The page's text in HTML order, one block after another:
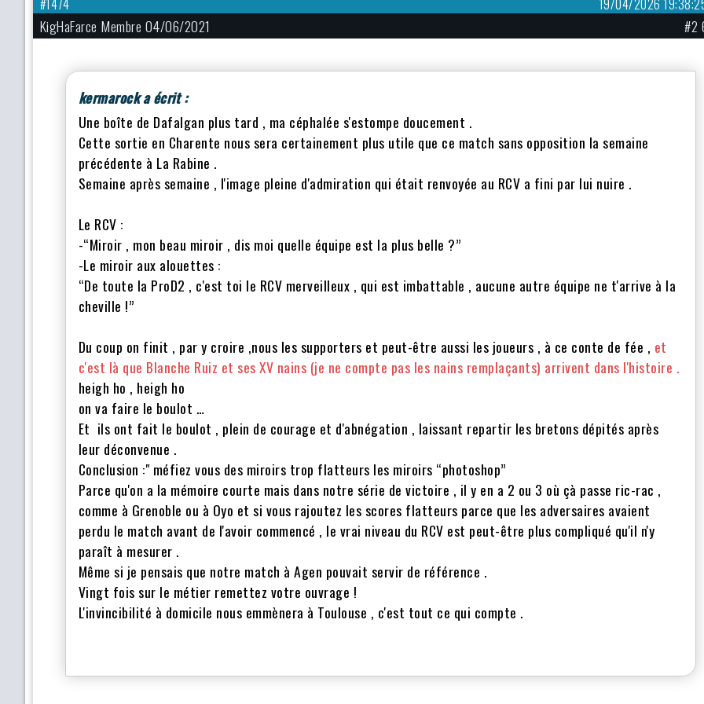
19/04/2026
#1474
KigHaFarce Membre 04/06/2021 #2
kermarock a écrit :
Une boîte de Dafalgan plus tard , ma céphalée s'estompe doucement .
Cette sortie en Charente nous sera certainement plus utile que ce match sans opposition la semaine
précédente à La Rabine .
Semaine après semaine , l'image pleine d'admiration qui était renvoyée au RCV a fini par lui nuire .
Le RCV :
-“Miroir , mon beau miroir , dis moi quelle équipe est la plus belle ?”
-Le miroir aux alouettes :
“De toute la ProD2 , c'est toi le RCV merveilleux , qui est imbattable , aucune autre équipe ne t'arrive à la
cheville !”
Du coup on finit , par y croire ,nous les supporters et peut-être aussi les joueurs , à ce conte de fée , et
c'est là que Blanche Ruiz et ses XV nains (je ne compte pas les nains remplaçants) arrivent dans l'histoire .
heigh ho , heigh ho
on va faire le boulot …
Et ils ont fait le boulot , plein de courage et d'abnégation , laissant repartir les bretons dépités après
leur déconvenue .
Conclusion :" méfiez vous des miroirs trop flatteurs les miroirs “photoshop”
Parce qu'on a la mémoire courte mais dans notre série de victoire , il y en a 2 ou 3 où çà passe ric-rac ,
comme à Grenoble ou à Oyo et si vous rajoutez les scores flatteurs parce que les adversaires avaient
perdu le match avant de l'avoir commencé , le vrai niveau du RCV est peut-être plus compliqué qu'il n'y
paraît à mesurer .
Même si je pensais que notre match à Agen pouvait servir de référence .
Vingt fois sur le métier remettez votre ouvrage !
L'invincibilité à domicile nous emmènera à Toulouse , c'est tout ce qui compte .